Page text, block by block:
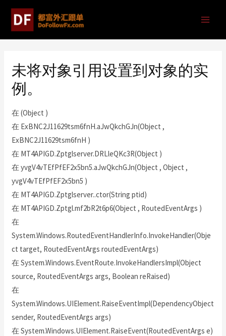
未将对象引用设置到对象的实
例。
在 (Object )
在 ExBNC2J11629tsm6fnH.aJwQkchGJn(Object ,
ExBNC2J11629tsm6fnH )
在 MT4APIGD.Zptglserver.DRLleQKc3R(Object )
在 yvgV4vTEfPfEF2x5bn5.aJwQkchGJn(Object , Object ,
yvgV4vTEfPfEF2x5bn5 )
在 MT4APIGD.Zptglserver..ctor(String ptid)
在 MT4APIGD.Zptgl.mf2bR2t6p6(Object , RoutedEventArgs )
在
System.Windows.RoutedEventHandlerInfo.InvokeHandler(Obje
ct target, RoutedEventArgs routedEventArgs)
在 System.Windows.EventRoute.InvokeHandlersImpl(Object
source, RoutedEventArgs args, Boolean reRaised)
在
System.Windows.UIElement.RaiseEventImpl(DependencyObject
sender, RoutedEventArgs args)
在 System.Windows.UIElement.RaiseEvent(RoutedEventArgs e)